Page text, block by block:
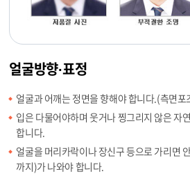
얼굴방향·표정
얼굴과 어깨는 정면을 향해야 합니다.(측면포
입은 다물어야하며 웃거나 찡그리지 않은 자
합니다.
얼굴을 머리카락이나 장신구 등으로 가리면
까지)가 나와야 합니다.